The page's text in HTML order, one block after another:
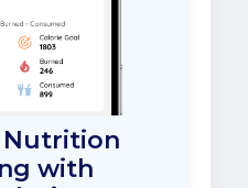
Nutrition
with